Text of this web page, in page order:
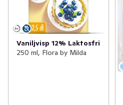
Vaniljvisp 12% Laktosfri
250 ml, Flora by Milda